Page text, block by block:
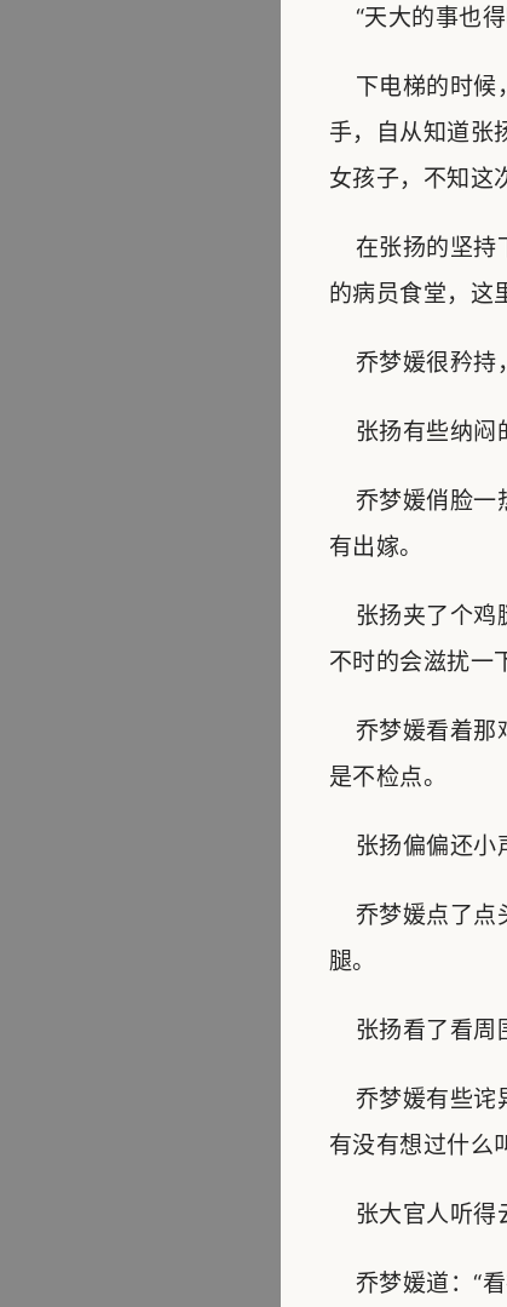
“天大的事也得
下电梯的时候
手，自从知道张
女孩子，不知这
在张扬的坚持
的病员食堂，这
乔梦媛很矜持
张扬有些纳闷
乔梦媛俏脸一
有出嫁。
张扬夹了个鸡
不时的会滋扰一
乔梦媛看着那
是不检点。
张扬偏偏还小
乔梦媛点了点
腿。
张扬看了看周
乔梦媛有些诧
有没有想过什么
张大官人听得
乔梦媛道：“看